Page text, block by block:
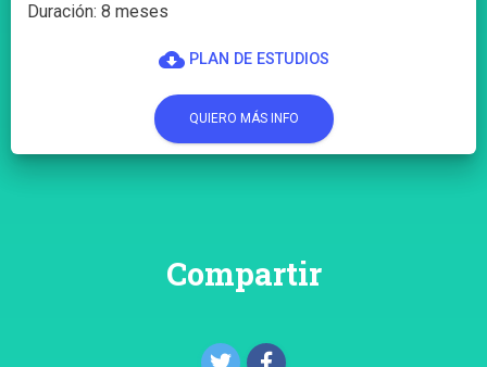
Duración: 8 meses
cloud_downloadPLAN DE ESTUDIOS
QUIERO MÁS INFO
Compartir